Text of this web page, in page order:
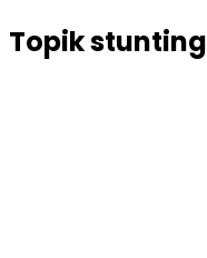
Topikstunting